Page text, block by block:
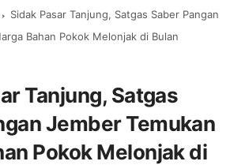
Sidak Pasar Tanjung, Satgas Saber Pangan
Bahan Pokok Melonjak di Bulan
Tanjung, Satgas
Jember Temukan
Pokok Melonjak di